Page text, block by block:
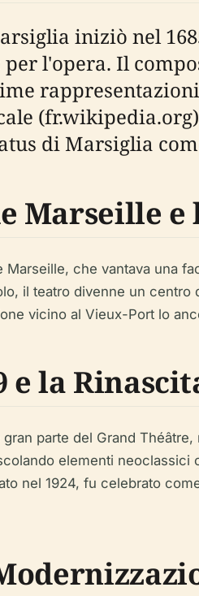
iniziò nel
l'opera. Il
di Marsiglia
Marseille e
Marseille, che vantava una
il teatro divenne un
vicino al Vieux-Port lo
e la
parte del Grand
elementi
nel 1924, fu celebrato